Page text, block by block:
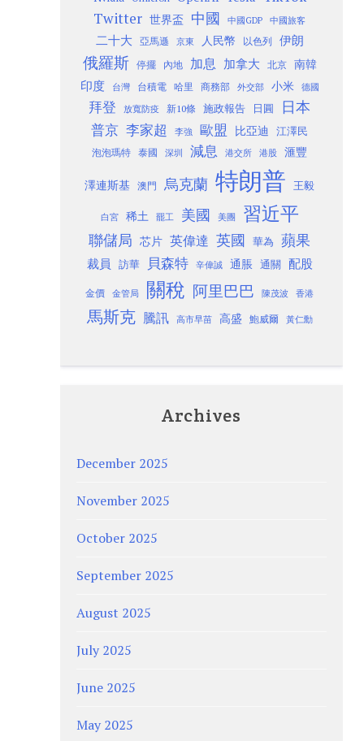
Twitter 世界盃 中國 中國GDP 中國旅客
二十大 亞馬遜 京東 人民幣 以色列 伊朗
俄羅斯 停擺 內地 加息 加拿大 北京
南韓
印度
台灣 台積電 哈里 商務部 外交部 小米 德國
拜登 放寬防疫 新10條 施政報告 日圓 日本
普京 李家超 李強 歐盟 比亞迪 江澤民
泡泡瑪特 泰國 深圳 減息 港交所 港股 滙豐
澤連斯基 澳門 烏克蘭 特朗普 王毅
白宮 稀土 罷工 美國 美團 習近平
聯儲局 芯片 英偉達 英國 華為 蘋果
裁員 訪華 貝森特 辛偉誠 通脹 通關 配股
金價 金管局 關稅 阿里巴巴 陳茂波 香港
馬斯克 騰訊 高市早苗 高盛 鮑威爾 黃仁勳
Archives
December 2025
November 2025
October 2025
September 2025
August 2025
July 2025
June 2025
May 2025